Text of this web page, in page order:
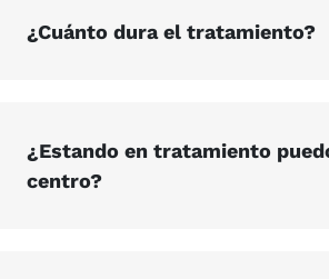
¿Cuánto dura el tratamiento?
¿Estando en tratamiento
centro?